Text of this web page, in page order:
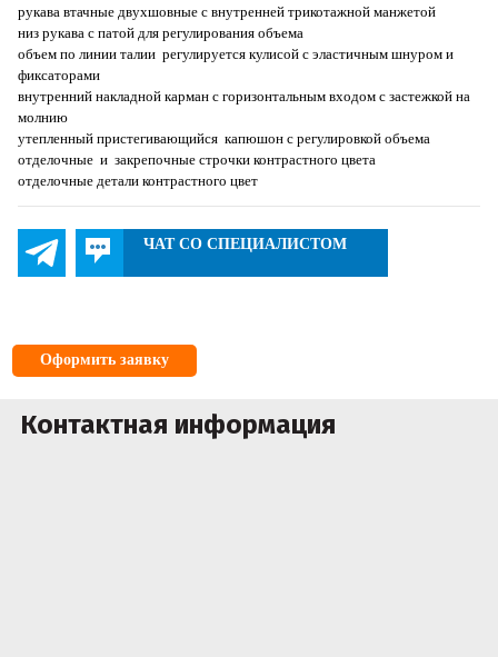
рукава втачные двухшовные с внутренней трикотажной манжетой
низ рукава с патой для регулирования объема
объем по линии талии регулируется кулисой с эластичным шнуром и
фиксаторами
внутренний накладной карман с горизонтальным входом с застежкой на
молнию
утепленный пристегивающийся капюшон с регулировкой объема
отделочные и закрепочные строчки контрастного цвета
отделочные детали контрастного цвет
ЧАТ СО СПЕЦИАЛИСТОМ
Оформить заявку
Контактная информация